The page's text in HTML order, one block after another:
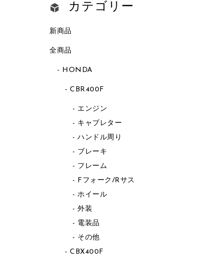
カテゴリー
新商品
全商品
HONDA
CBR400F
エンジン
キャブレター
ハンドル周り
ブレーキ
フレーム
Fフォーク/Rサス
ホイール
外装
電装品
その他
CBX400F